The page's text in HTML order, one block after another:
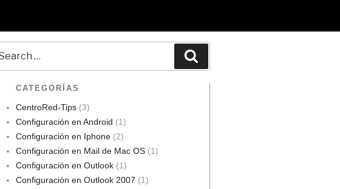
CATEGORÍAS
CentroRed-Tips(3)
Configuración en Android (1)
Configuración en Iphone(2)
Configuración en Mail de Mac OS(1)
Configuración en Outlook(1)
Configuración en Outlook 2007 (1)